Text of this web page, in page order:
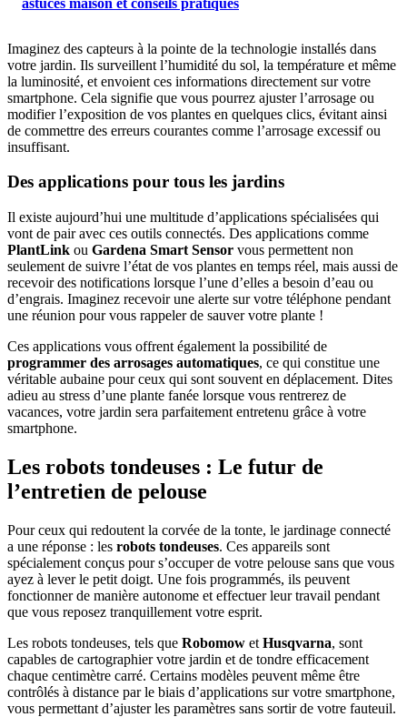
Imaginez des capteurs à la pointe de la technologie installés dans
votre jardin. Ils surveillent l’humidité du sol, la température et même
la luminosité, et envoient ces informations directement sur votre
smartphone. Cela signifie que vous pourrez ajuster l’arrosage ou
modifier l’exposition de vos plantes en quelques clics, évitant ainsi
de commettre des erreurs courantes comme l’arrosage excessif ou
insuffisant.
Des applications pour tous les jardins
Il existe aujourd’hui une multitude d’applications spécialisées qui
vont de pair avec ces outils connectés. Des applications comme
PlantLink ou Gardena Smart Sensor vous permettent non
seulement de suivre l’état de vos plantes en temps réel, mais aussi de
recevoir des notifications lorsque l’une d’elles a besoin d’eau ou
d’engrais. Imaginez recevoir une alerte sur votre téléphone pendant
une réunion pour vous rappeler de sauver votre plante !
Ces applications vous offrent également la possibilité de
programmer des arrosages automatiques, ce qui constitue une
véritable aubaine pour ceux qui sont souvent en déplacement. Dites
adieu au stress d’une plante fanée lorsque vous rentrerez de
vacances, votre jardin sera parfaitement entretenu grâce à votre
smartphone.
Les robots tondeuses : Le futur de
l’entretien de pelouse
Pour ceux qui redoutent la corvée de la tonte, le jardinage connecté
a une réponse : les robots tondeuses. Ces appareils sont
spécialement conçus pour s’occuper de votre pelouse sans que vous
ayez à lever le petit doigt. Une fois programmés, ils peuvent
fonctionner de manière autonome et effectuer leur travail pendant
que vous reposez tranquillement votre esprit.
Les robots tondeuses, tels que Robomow et Husqvarna, sont
capables de cartographier votre jardin et de tondre efficacement
chaque centimètre carré. Certains modèles peuvent même être
contrôlés à distance par le biais d’applications sur votre smartphone,
vous permettant d’ajuster les paramètres sans sortir de votre fauteuil.